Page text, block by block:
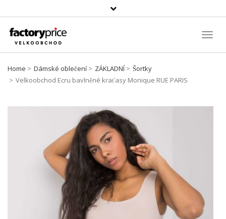
Vyhledávání
Home Dámské oblečení ZÁKLADNÍ
Šortky
Velkoobchod Ecru bavlněné kraťasy Monique RUE PARIS